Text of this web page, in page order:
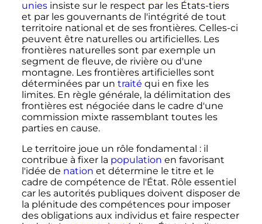
uniesinsiste sur le respect par les États-tiers
et par les gouvernants de l'intégrité de tout
territoire national et de ses frontières. Celles-ci
peuvent être naturelles ou artificielles. Les
frontières naturelles sont par exemple un
segment de fleuve, de rivière ou d'une
montagne. Les frontières artificielles sont
déterminées par un traité qui en fixe les
limites. En règle générale, la délimitation des
frontières est négociée dans le cadre d'une
commission mixte rassemblant toutes les
parties en cause.
Le territoire joue un rôle fondamental : il
contribue à fixer la population en favorisant
l'idée de nation et détermine le titre et le
cadre de compétence de l'État. Rôle essentiel
car les autorités publiques doivent disposer de
la plénitude des compétences pour imposer
des obligations aux individus et faire respecter